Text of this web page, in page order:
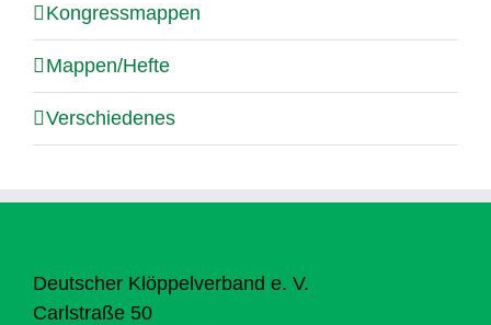
Kongressmappen
Mappen/Hefte
Verschiedenes
Deutscher Klöppelverband e. V.
Carlstraße 50